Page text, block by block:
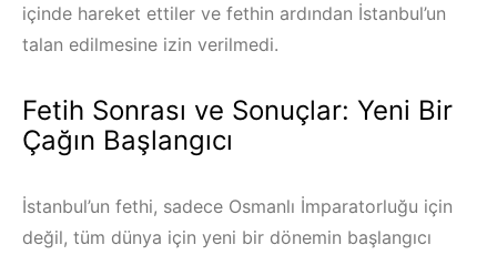
içinde hareket ettiler ve fethin ardından İstanbul’un
talan edilmesine izin verilmedi.
Fetih Sonrası ve Sonuçlar: Yeni Bir
Çağın Başlangıcı
İstanbul’un fethi, sadece Osmanlı İmparatorluğu için
değil, tüm dünya için yeni bir dönemin başlangıcı